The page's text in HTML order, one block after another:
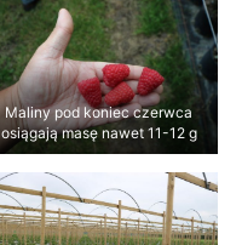
Maliny pod koniec czerwca
osiągają masę nawet 11-12 g